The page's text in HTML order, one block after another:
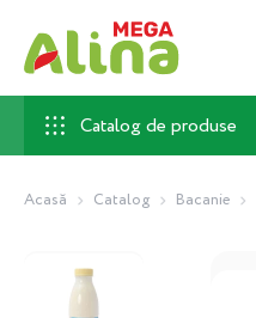
Catalog de produse
Acasă Catalog Bacanie